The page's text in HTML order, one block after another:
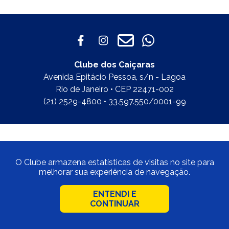
Clube dos Caiçaras
Avenida Epitácio Pessoa, s/n - Lagoa
Rio de Janeiro • CEP 22471-002
(21) 2529-4800 • 33.597.550/0001-99
O Clube armazena estatísticas de visitas no site para
melhorar sua experiência de navegação.
ENTENDI E
CONTINUAR